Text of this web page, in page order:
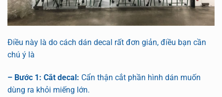
Điều này là do cách dán decal rất đơn giản, điều bạn cần
chú ý là
– Bước 1: Cắt decal: Cẩn thận cắt phần hình dán muốn
dùng ra khỏi miếng lớn.